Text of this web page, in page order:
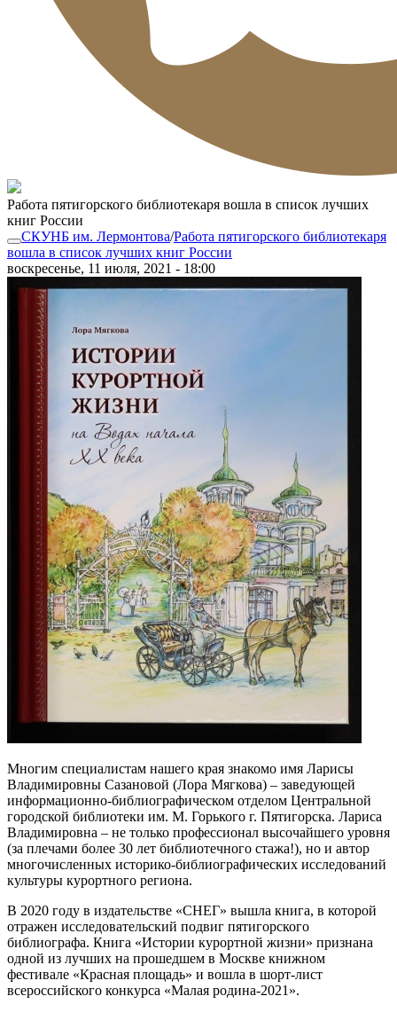
Работа пятигорского библиотекаря вошла в список лучших
книг России
СКУНБ им. Лермонтова/Работа пятигорского библиотекаря
вошла в список лучших книг России
воскресенье, 11 июля, 2021 - 18:00
Многим специалистам нашего края знакомо имя Ларисы
Владимировны Сазановой (Лора Мягкова) – заведующей
информационно-библиографическом отделом Центральной
городской библиотеки им. М. Горького г. Пятигорска. Лариса
Владимировна – не только профессионал высочайшего уровня
(за плечами более 30 лет библиотечного стажа!), но и автор
многочисленных историко-библиографических исследований
культуры курортного региона.
В 2020 году в издательстве «СНЕГ» вышла книга, в которой
отражен исследовательский подвиг пятигорского
библиографа. Книга «Истории курортной жизни» признана
одной из лучших на прошедшем в Москве книжном
фестивале «Красная площадь» и вошла в шорт-лист
всероссийского конкурса «Малая родина-2021».